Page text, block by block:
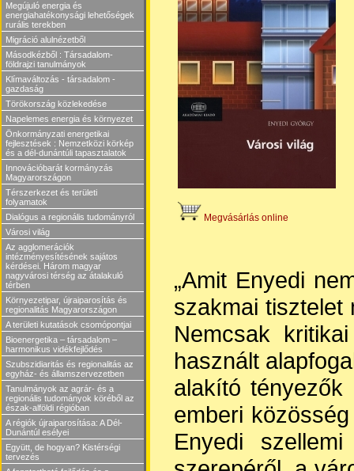
Megújuló energia és
energiahatékonysági lehetőségek
rurális terekben
Migráció alulnézetből
Másodkézből : Társadalom-
földrajzi tanulmányok
Klímaváltozás - társadalom -
gazdaság
Törökország közlekedése
Napelemes energia és környezet
Önkormányzati energetikai
fejlesztések : Nemzetközi körkép
és a dél-dunántúli tapasztalatok
Innovációbarát kormányzás
Magyarországon
Térszerkezet és területi
folyamatok
Dialógus a regionális tudományról
Városi világ
Az agglomerációk
intézményesítésének sajátos
kérdései. Három magyar
nagyvárosi térség az átalakuló
térben
Környezetipar, újraiparosítás és
regionalitás Magyarországon
A területi kutatások csomópontjai
Bioenergetika – társadalom –
harmonikus vidékfejlődés
Szubszidiaritás és regionalitás az
egyház- és államszervezetben
Tanulmányok az agrár- és a
regionális tudományok köréből az
észak-alföldi régióban
A régiók újraiparosítása: A Dél-
Dunántúl esélyei
Együtt, de hogyan? Kistérségi
tervezés
Megvásárlás online
„Amit Enyedi
szakmai tisztelet
Nemcsak
használt
alakító tényezők
emberi
Enyedi